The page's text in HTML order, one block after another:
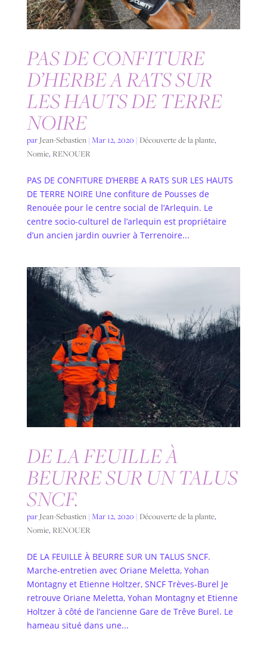
PAS DE CONFITURE
D’HERBE A RATS SUR
LES HAUTS DE TERRE
NOIRE
par Jean-Sebastien | Mar 12, 2020 | Découverte de la plante,
Nomie, RENOUER
PAS DE CONFITURE D’HERBE A RATS SUR LES HAUTS
DE TERRE NOIRE Une confiture de Pousses de
Renouée pour le centre social de l’Arlequin. Le
centre socio-culturel de l’arlequin est propriétaire
d’un ancien jardin ouvrier à Terrenoire...
DE LA FEUILLE À
BEURRE SUR UN TALUS
SNCF.
par Jean-Sebastien| Mar 12, 2020 | Découverte de la plante,
Nomie,RENOUER
DE LA FEUILLE À BEURRE SUR UN TALUS SNCF.
Marche-entretien avec Oriane Meletta, Yohan
Montagny et Etienne Holtzer, SNCF Trèves-Burel Je
retrouve Oriane Meletta, Yohan Montagny et Etienne
Holtzer à côté de l’ancienne Gare de Trêve Burel. Le
hameau situé dans une...